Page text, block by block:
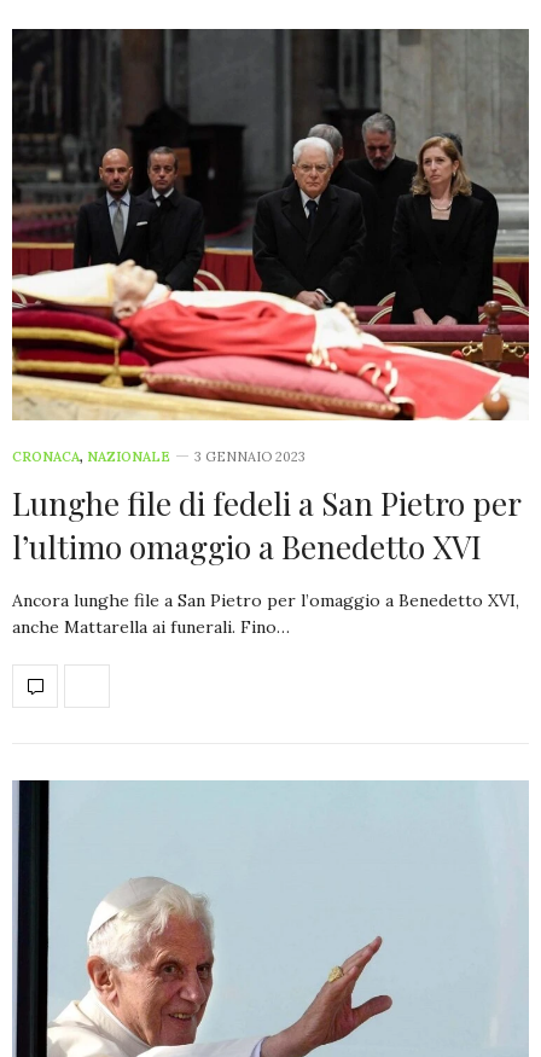
CRONACA, NAZIONALE 3 GENNAIO 2023
Lunghe file di fedeli a San Pietro per
l’ultimo omaggio a Benedetto XVI
Ancora lunghe file a San Pietro per l’omaggio a Benedetto XVI,
anche Mattarella ai funerali. Fino…